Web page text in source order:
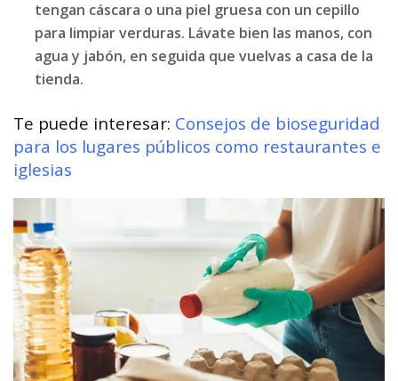
tengan cáscara o una piel gruesa con un cepillo
para limpiar verduras. Lávate bien las manos, con
agua y jabón, en seguida que vuelvas a casa de la
tienda.
Te puede interesar: Consejos de bioseguridad
para los lugares públicos como restaurantes e
iglesias